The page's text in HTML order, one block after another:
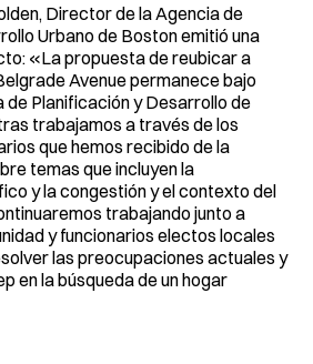
Director de la Agencia de
Urbano de Boston emitió una
«La propuesta de reubicar a
Avenue permanece bajo
de Planificación y Desarrollo de
trabajamos a través de los
que hemos recibido de la
temas que incluyen la
y la congestión y el contexto del
trabajando junto a
y funcionarios electos locales
las preocupaciones actuales y
en la búsqueda de un hogar